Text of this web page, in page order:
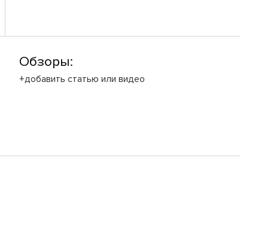
Обзоры:
+добавить статью или видео